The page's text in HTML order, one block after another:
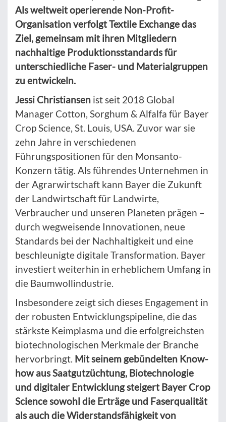
Als weltweit operierende Non-Profit-
Organisation verfolgt Textile Exchange das
Ziel, gemeinsam mit ihren Mitgliedern
nachhaltige Produktionsstandards für
unterschiedliche Faser- und Materialgruppen
zu entwickeln.
Jessi Christiansen ist seit 2018 Global
Manager Cotton, Sorghum & Alfalfa für Bayer
Crop Science, St. Louis, USA. Zuvor war sie
zehn Jahre in verschiedenen
Führungspositionen für den Monsanto-
Konzern tätig. Als führendes Unternehmen in
der Agrarwirtschaft kann Bayer die Zukunft
der Landwirtschaft für Landwirte,
Verbraucher und unseren Planeten prägen –
durch wegweisende Innovationen, neue
Standards bei der Nachhaltigkeit und eine
beschleunigte digitale Transformation. Bayer
investiert weiterhin in erheblichem Umfang in
die Baumwollindustrie.
Insbesondere zeigt sich dieses Engagement in
der robusten Entwicklungspipeline, die das
stärkste Keimplasma und die erfolgreichsten
biotechnologischen Merkmale der Branche
hervorbringt. Mit seinem gebündelten Know-
how aus Saatgutzüchtung, Biotechnologie
und digitaler Entwicklung steigert Bayer Crop
Science sowohl die Erträge und Faserqualität
als auch die Widerstandsfähigkeit von